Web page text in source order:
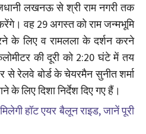
लखनऊ से श्री राम नगरी तक
वह 29 अगस्त को राम जन्मभूमि
के लिए व रामलला के दर्शन करने
की दूरी को 2:20 घंटे में तय
से रेलवे बोर्ड के चेयरमैन सुनीत शर्मा
लिए दिशा निर्देश दिए गए हैं।
हॉट एयर बैलून राइड, जानें पूरी